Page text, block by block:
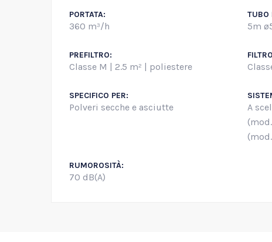
PORTATA:
360 m³/h
TUBO
5m
PREFILTRO:
Classe M | 2.5 m² | poliestere
SPECIFICO PER:
Polveri secche e asciutte
A
RUMOROSITÀ:
70 dB(A)